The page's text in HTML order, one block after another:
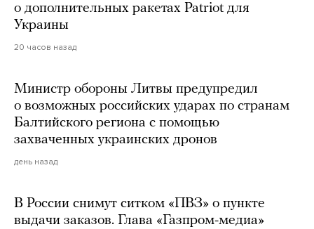
о дополнительных ракетах Patriot для
Украины
20 часов назад
Министр обороны Литвы предупредил
о возможных российских ударах по странам
Балтийского региона с помощью
захваченных украинских дронов
день назад
В России снимут ситком «ПВЗ» о пункте
выдачи заказов. Глава «Газпром-медиа»